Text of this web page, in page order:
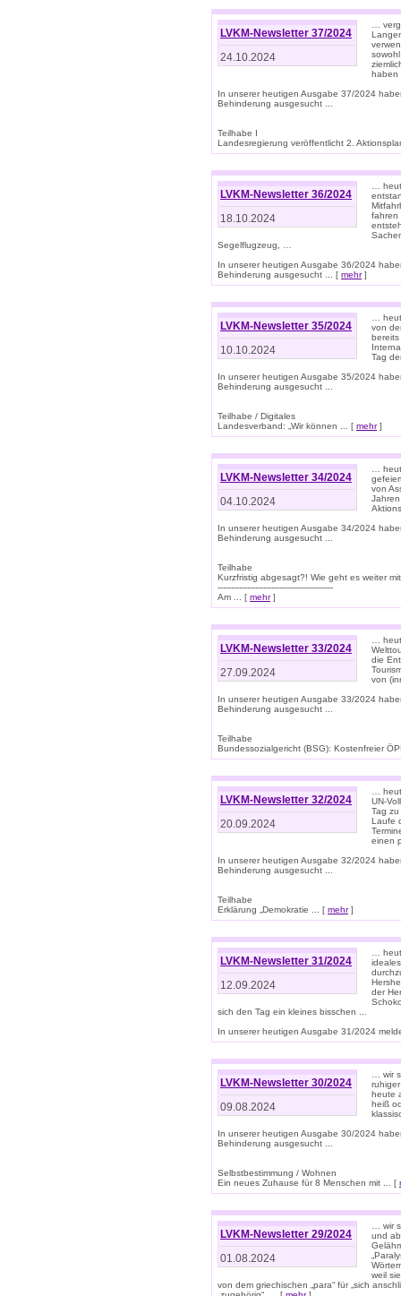
LVKM-Newsletter 37/2024
24.10.2024
…
In unserer heutigen Ausgabe 37/2024
Behinderung ausgesucht ...
Teilhabe I
Landesregierung veröffentlicht 2.
LVKM-Newsletter 36/2024
18.10.2024
…
fahren
Segelflugzeug, …
In unserer heutigen Ausgabe 36/2024
Behinderung ausgesucht ... [ mehr]
LVKM-Newsletter 35/2024
10.10.2024
…
von
bereits
Tag
In unserer heutigen Ausgabe 35/2024
Behinderung ausgesucht ...
Teilhabe / Digitales
Landesverband: „Wir können ... [ mehr]
LVKM-Newsletter 34/2024
04.10.2024
…
von
In unserer heutigen Ausgabe 34/2024
Behinderung ausgesucht ...
Teilhabe
Kurzfristig abgesagt?! Wie geht es weiter
-------------------------------------------
Am ... [ mehr]
LVKM-Newsletter 33/2024
27.09.2024
…
die
von
In unserer heutigen Ausgabe 33/2024
Behinderung ausgesucht ...
Teilhabe
Bundessozialgericht (BSG): Kostenfreier
LVKM-Newsletter 32/2024
20.09.2024
…
UN-
Tag
Laufe
einen
In unserer heutigen Ausgabe 32/2024
Behinderung ausgesucht ...
Teilhabe
Erklärung „Demokratie ... [ mehr]
LVKM-Newsletter 31/2024
12.09.2024
…
der
sich den Tag ein kleines bisschen ...
In unserer heutigen Ausgabe 31/2024
LVKM-Newsletter 30/2024
09.08.2024
… wir
heute
heiß
In unserer heutigen Ausgabe 30/2024
Behinderung ausgesucht ...
Selbstbestimmung / Wohnen
Ein neues Zuhause für 8 Menschen mit ... [
LVKM-Newsletter 29/2024
01.08.2024
… wir
und
weil
von dem griechischen „para“ für „sich